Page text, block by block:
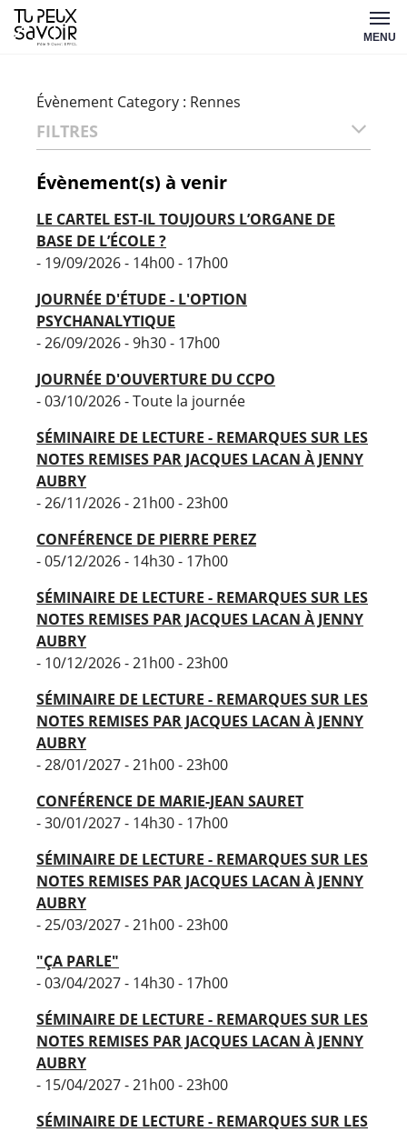
Aller
au
MENU
Évènement Category : Rennes
FILTRES
Évènement(s) à venir
LE CARTEL EST-IL TOUJOURS L’ORGANE DE
BASE DE L’ÉCOLE ?
- 19/09/2026 - 14h00 - 17h00
JOURNÉE D'ÉTUDE - L'OPTION
PSYCHANALYTIQUE
- 26/09/2026 - 9h30 - 17h00
JOURNÉE D'OUVERTURE DU CCPO
- 03/10/2026 - Toute la journée
SÉMINAIRE DE LECTURE - REMARQUES SUR LES
NOTES REMISES PAR JACQUES LACAN À JENNY
AUBRY
- 26/11/2026 - 21h00 - 23h00
CONFÉRENCE DE PIERRE PEREZ
- 05/12/2026 - 14h30 - 17h00
SÉMINAIRE DE LECTURE - REMARQUES SUR LES
NOTES REMISES PAR JACQUES LACAN À JENNY
AUBRY
- 10/12/2026 - 21h00 - 23h00
SÉMINAIRE DE LECTURE - REMARQUES SUR LES
NOTES REMISES PAR JACQUES LACAN À JENNY
AUBRY
- 28/01/2027 - 21h00 - 23h00
CONFÉRENCE DE MARIE-JEAN SAURET
- 30/01/2027 - 14h30 - 17h00
SÉMINAIRE DE LECTURE - REMARQUES SUR LES
NOTES REMISES PAR JACQUES LACAN À JENNY
AUBRY
- 25/03/2027 - 21h00 - 23h00
"ÇA PARLE"
- 03/04/2027 - 14h30 - 17h00
SÉMINAIRE DE LECTURE - REMARQUES SUR LES
NOTES REMISES PAR JACQUES LACAN À JENNY
AUBRY
- 15/04/2027 - 21h00 - 23h00
SÉMINAIRE DE LECTURE - REMARQUES SUR LES